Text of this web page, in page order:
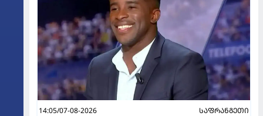
14:05/07-08-2026
ᲡᲐᲤᲠᲐᲜᲒᲔᲗᲘ